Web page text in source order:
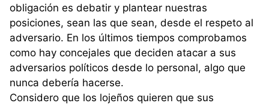
obligación es debatir y plantear nuestras
posiciones, sean las que sean, desde el respeto al
adversario. En los últimos tiempos comprobamos
como hay concejales que deciden atacar a sus
adversarios políticos desde lo personal, algo que
nunca debería hacerse.
Considero que los lojeños quieren que sus